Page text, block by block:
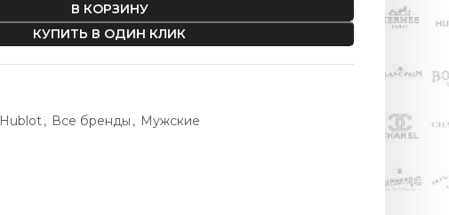
В КОРЗИНУ
КУПИТЬ В ОДИН КЛИК
Hublot, Все бренды , Мужские